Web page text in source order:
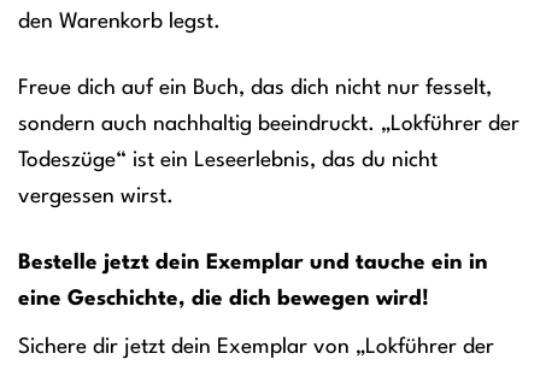
den Warenkorb legst.
Freue dich auf ein Buch, das dich nicht nur fesselt,
sondern auch nachhaltig beeindruckt. „Lokführer der
Todeszüge“ ist ein Leseerlebnis, das du nicht
vergessen wirst.
Bestelle jetzt dein Exemplar und tauche ein in
eine Geschichte, die dich bewegen wird!
Sichere dir jetzt dein Exemplar von „Lokführer der